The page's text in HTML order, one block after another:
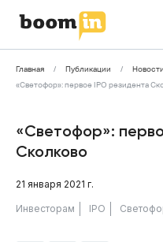
Главная Публикации
Новости
«Светофор»: первое IPO резидента
«Светофор»:
Сколково
21 января 2021 г.
Инвесторам IPO